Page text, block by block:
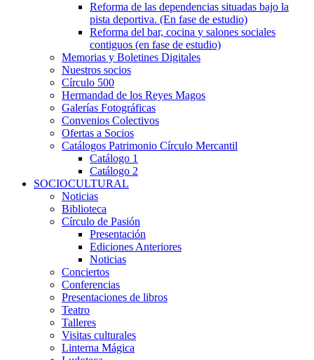
Reforma de las dependencias situadas bajo la
pista deportiva. (En fase de estudio)
Reforma del bar, cocina y salones sociales
contiguos (en fase de estudio)
Memorias y Boletines Digitales
Nuestros socios
Círculo 500
Hermandad de los Reyes Magos
Galerías Fotográficas
Convenios Colectivos
Ofertas a Socios
Catálogos Patrimonio Círculo Mercantil
Catálogo 1
Catálogo 2
SOCIOCULTURAL
Noticias
Biblioteca
Círculo de Pasión
Presentación
Ediciones Anteriores
Noticias
Conciertos
Conferencias
Presentaciones de libros
Teatro
Talleres
Visitas culturales
Linterna Mágica